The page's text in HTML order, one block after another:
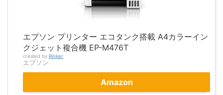
エプソン プリンター エコタンク搭載 A4カラーイン
クジェット複合機 EP-M476T
created by Rinker
エプソン
Amazon